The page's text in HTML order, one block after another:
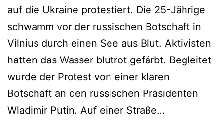
auf die Ukraine protestiert. Die 25-Jährige
schwamm vor der russischen Botschaft in
Vilnius durch einen See aus Blut. Aktivisten
hatten das Wasser blutrot gefärbt. Begleitet
wurde der Protest von einer klaren
Botschaft an den russischen Präsidenten
Wladimir Putin. Auf einer Straße…